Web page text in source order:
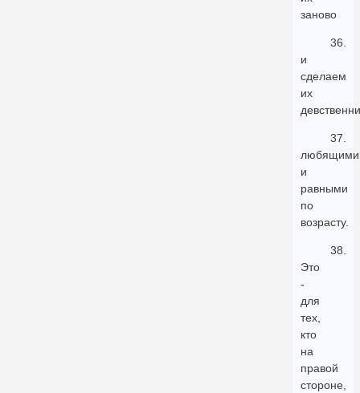
заново
36.
и
сделаем
их
37.
любящими
и
равными
по
возрасту.
38.
Это
-
для
тех,
кто
на
правой
стороне,